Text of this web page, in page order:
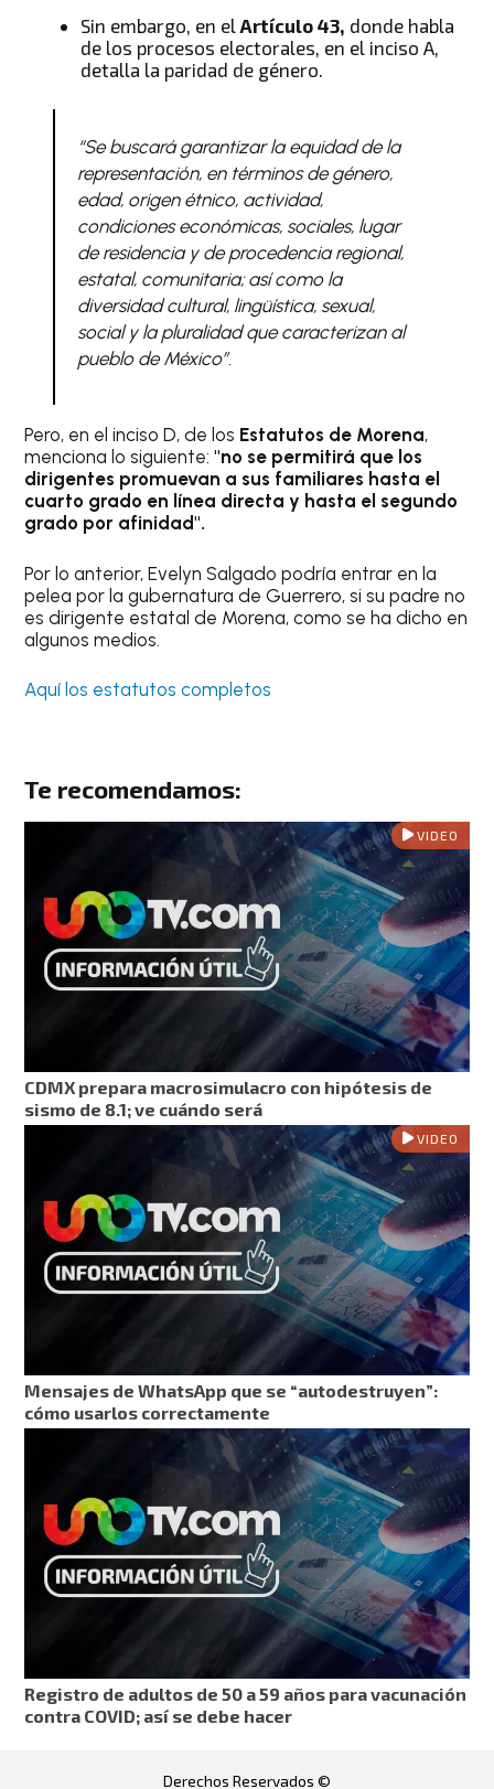
Sin embargo, en elArtículo 43, donde habla
de los procesos electorales, en el inciso A,
detalla la paridad de género.
“Se buscará garantizar la equidad de la
representación, en términos de género,
edad, origen étnico, actividad,
condiciones económicas, sociales, lugar
de residencia y de procedencia regional,
estatal, comunitaria; así como la
diversidad cultural, lingüística, sexual,
social y la pluralidad que caracterizan al
pueblo de México”.
Pero, en el inciso D, de los Estatutos de Morena,
menciona lo siguiente:"no se permitirá que los
dirigentes promuevan a sus familiares hasta el
cuarto grado en línea directa y hasta el segundo
grado por afinidad".
Por lo anterior, Evelyn Salgado podría entrar en la
pelea por la gubernatura de Guerrero, si su padre no
es dirigente estatal de Morena, como se ha dicho en
algunos medios.
Aquí los estatutos completos
Te recomendamos:
VIDEO
CDMX prepara macrosimulacro con hipótesis de
sismo de 8.1; ve cuándo será
VIDEO
Mensajes de WhatsApp que se “autodestruyen”:
cómo usarlos correctamente
Registro de adultos de 50 a 59 años para vacunación
contra COVID; así se debe hacer
Derechos Reservados ©